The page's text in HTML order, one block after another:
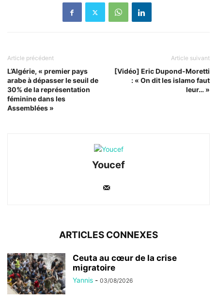
Article précédent
L’Algérie, « premier pays
arabe à dépasser le seuil de
30% de la représentation
féminine dans les
Assemblées »
Article suivant
[Vidéo] Eric Dupond-Moretti
: « On dit les islamo faut
leur… »
Youcef
ARTICLES CONNEXES
Ceuta au cœur de la crise
migratoire
Yannis - 03/08/2026